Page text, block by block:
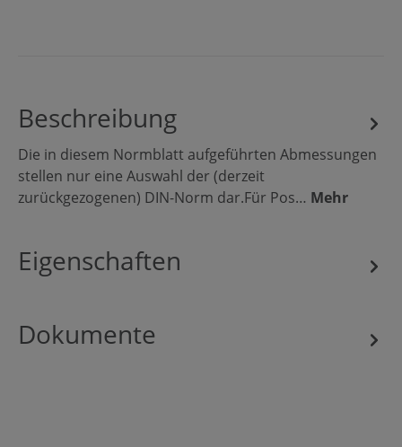
Beschreibung
Die in diesem Normblatt aufgeführten Abmessungen
stellen nur eine Auswahl der (derzeit
zurückgezogenen) DIN-Norm dar.Für Pos… Mehr
Eigenschaften
Dokumente